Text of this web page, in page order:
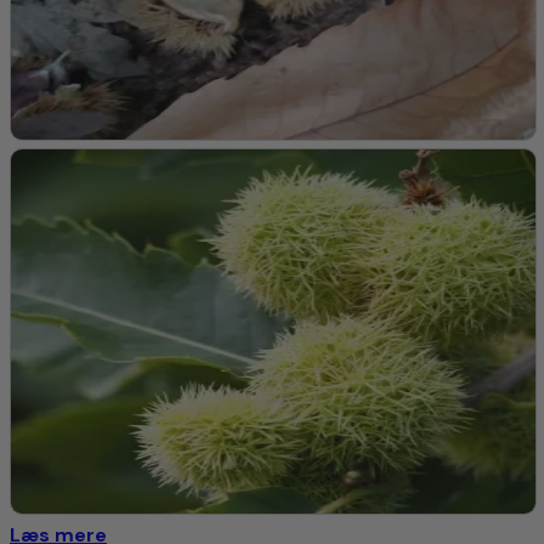
2. Vækstforhold i Naturen:
Habitat:Vokser naturligt i skovområder, langs flodbredder
og i åbne enge.
Jordtyper:
Trives i en række jordtyper, fra sandet til leret
jord, så længe jorden er veldrænet.
Tåler kolde vintre og varme somre, hvilket
gør den velegnet til tempererede klimazoner.
Bestøvere:Tiltrækker bier, sommerfugle og andre
insekter, der hjælper med bestøvningen.
Bestøvningstype:
Bærmispel er selvbestøvende, men
krydsbestøvning kan forbedre frugtsætningen og
udbyttet. f.eks plant enBærmispel (Amelanchier
i nærheden
Anvendelse i Haven:
Læs mere